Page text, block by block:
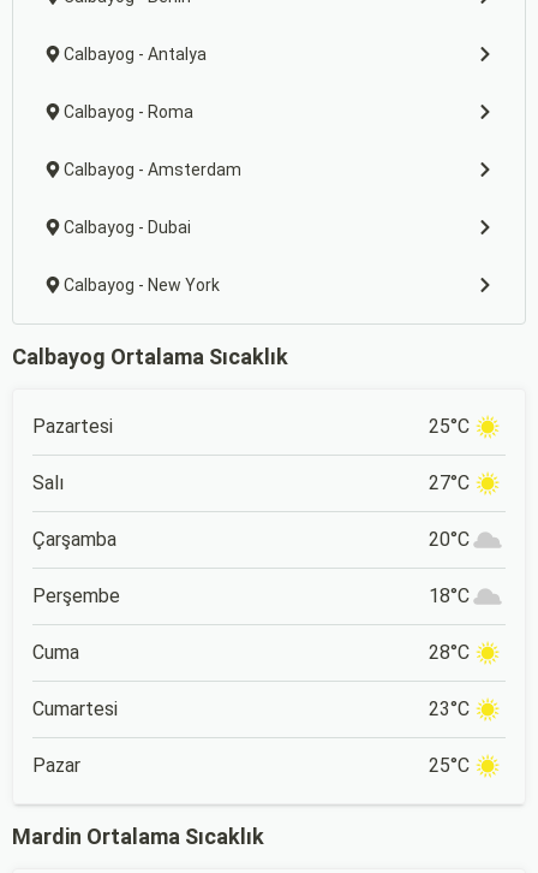
Calbayog - Antalya
Calbayog - Roma
Calbayog - Amsterdam
Calbayog - Dubai
Calbayog - New York
Calbayog Ortalama Sıcaklık
Pazartesi 25°C
Salı 27°C
Çarşamba 20°C
Perşembe 18°C
Cuma 28°C
Cumartesi 23°C
Pazar 25°C
Mardin Ortalama Sıcaklık